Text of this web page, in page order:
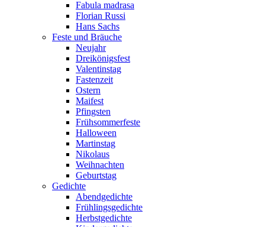
Fabula madrasa
Florian Russi
Hans Sachs
Feste und Bräuche
Neujahr
Dreikönigsfest
Valentinstag
Fastenzeit
Ostern
Maifest
Pfingsten
Frühsommerfeste
Halloween
Martinstag
Nikolaus
Weihnachten
Geburtstag
Gedichte
Abendgedichte
Frühlingsgedichte
Herbstgedichte